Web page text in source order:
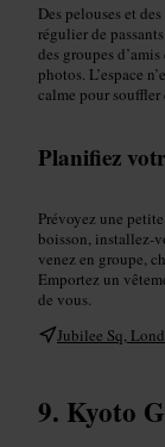
Des pelouses et
régulier de
des groupes
photos. L’espace
calme pour
Planifiez
Prévoyez une
boisson, installez-
venez en groupe,
Emportez un
de vous.
Jubilee Sq,
Kyoto